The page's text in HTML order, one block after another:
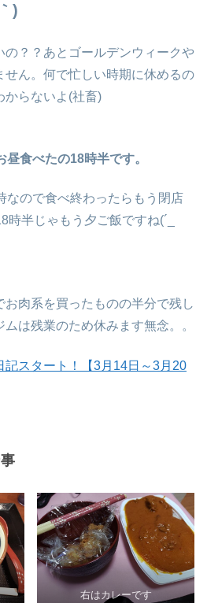
)
の？？あとゴールデンウィークや
せん。何で忙しい時期に休めるの
からないよ(社畜)
食べたの18時半です。
なので食べ終わったらもう閉店
半じゃもう夕ご飯ですね(´_ゝ
お肉系を買ったものの半分で残し
は残業のため休みます無念。。
記スタート！【3月14日～3月20
右はカレーです